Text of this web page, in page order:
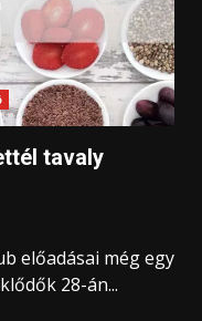
tavaly
előadásai még egy
28-án...